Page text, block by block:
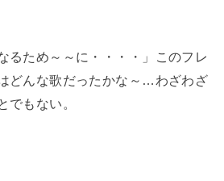
ため～～に・・・・」このフレ
んな歌だったかな～…わざわざ
でもない。